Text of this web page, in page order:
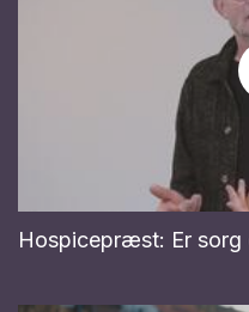
Hospicepræst: Er sorg